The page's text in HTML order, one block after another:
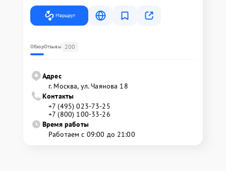
Маршрут
ОбзорОтзывы 200
Адрес
г. Москва, ул. Чаянова 18
Контакты
+7 (495) 023-73-25
+7 (800) 100-33-26
Время работы
Работаем с 09:00 до 21:00